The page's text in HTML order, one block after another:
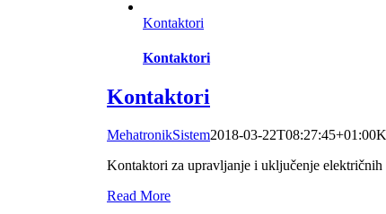
Kontaktori
Kontaktori
Kontaktori
MehatronikSistem2018-03-22T08:27:45+01:00
Kontaktori za upravljanje i uključenje
Read More